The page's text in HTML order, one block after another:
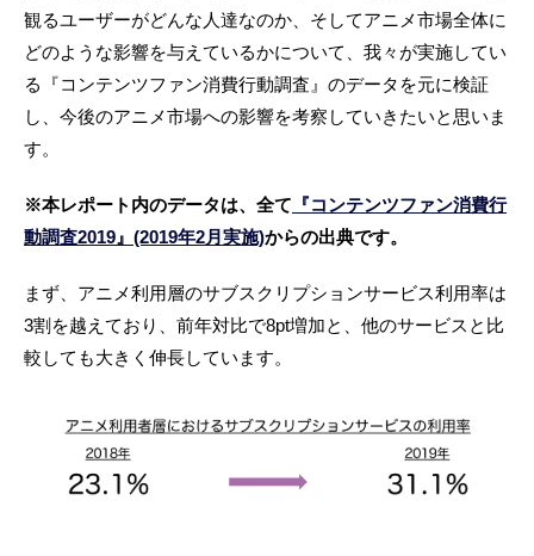
観るユーザーがどんな人達なのか、そしてアニメ市場全体に
どのような影響を与えているかについて、我々が実施してい
る『コンテンツファン消費行動調査』のデータを元に検証
し、今後のアニメ市場への影響を考察していきたいと思いま
す。
※本レポート内のデータは、全て 『コンテンツファン消費行
動調査2019』(2019年2月実施)からの出典です。
まず、アニメ利用層のサブスクリプションサービス利用率は
3割を越えており、前年対比で8pt増加と、他のサービスと比
較しても大きく伸長しています。